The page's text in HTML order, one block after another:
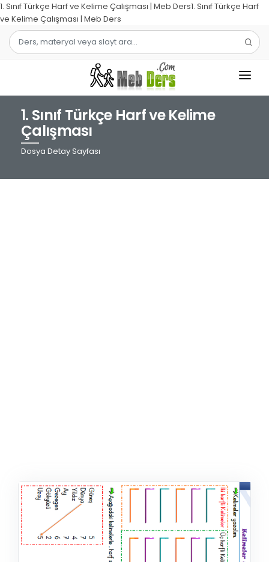
1. Sınıf Türkçe Harf ve Kelime Çalışması | Meb Ders1. Sınıf Türkçe Harf
ve Kelime Çalışması | Meb Ders
1.SINIF
2.SINIF
1. Sınıf Türkçe Harf ve Kelime
Çalışması
Dosya Detay Sayfası